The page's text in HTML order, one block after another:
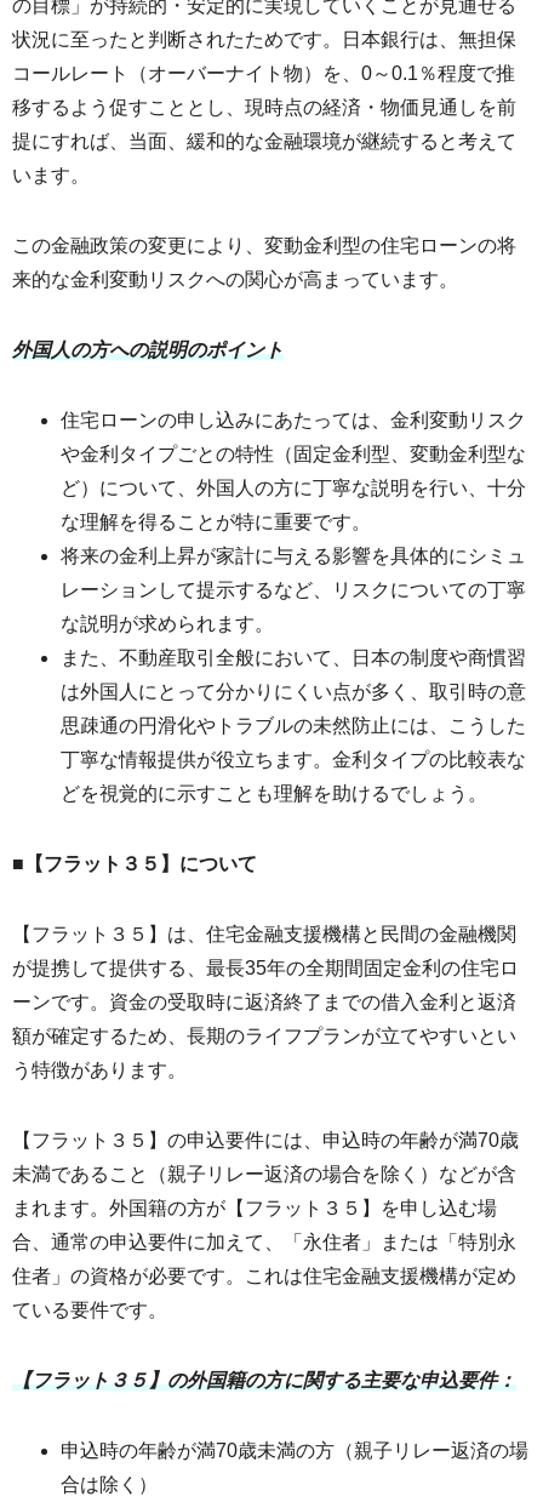
の目標」が持続的・安定的に実現していくことが見通せる
状況に至ったと判断されたためです。日本銀行は、無担保
コールレート（オーバーナイト物）を、0～0.1％程度で推
移するよう促すこととし、現時点の経済・物価見通しを前
提にすれば、当面、緩和的な金融環境が継続すると考えて
います。
この金融政策の変更により、変動金利型の住宅ローンの将
来的な金利変動リスクへの関心が高まっています。
外国人の方への説明のポイント
住宅ローンの申し込みにあたっては、金利変動リスク
や金利タイプごとの特性（固定金利型、変動金利型な
ど）について、外国人の方に丁寧な説明を行い、十分
な理解を得ることが特に重要です。
将来の金利上昇が家計に与える影響を具体的にシミュ
レーションして提示するなど、リスクについての丁寧
な説明が求められます。
また、不動産取引全般において、日本の制度や商慣習
は外国人にとって分かりにくい点が多く、取引時の意
思疎通の円滑化やトラブルの未然防止には、こうした
丁寧な情報提供が役立ちます。金利タイプの比較表な
どを視覚的に示すことも理解を助けるでしょう。
■【フラット３５】について
【フラット３５】は、住宅金融支援機構と民間の金融機関
が提携して提供する、最長35年の全期間固定金利の住宅ロ
ーンです。資金の受取時に返済終了までの借入金利と返済
額が確定するため、長期のライフプランが立てやすいとい
う特徴があります。
【フラット３５】の申込要件には、申込時の年齢が満70歳
未満であること（親子リレー返済の場合を除く）などが含
まれます。外国籍の方が【フラット３５】を申し込む場
合、通常の申込要件に加えて、「永住者」または「特別永
住者」の資格が必要です。これは住宅金融支援機構が定め
ている要件です。
【フラット３５】の外国籍の方に関する主要な申込要件：
申込時の年齢が満70歳未満の方（親子リレー返済の場
合は除く）